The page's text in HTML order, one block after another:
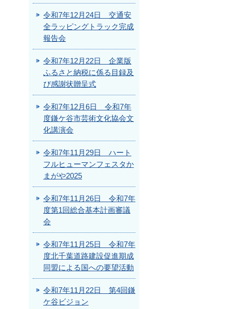
令和7年12月24日 交通安
全ラッピングトラック完成
報告会
令和7年12月22日 企業版
ふるさと納税に係る目録及
び感謝状贈呈式
令和7年12月6日 令和7年
度鎌ケ谷市芸術文化協会文
化講演会
令和7年11月29日 ハート
フルヒューマンフェスタか
まがや2025
令和7年11月26日 令和7年
度第1回総合基本計画審議
会
令和7年11月25日 令和7年
度北千葉道路建設促進期成
同盟による国への要望活動
令和7年11月22日 第4回鎌
ケ谷ビジョン